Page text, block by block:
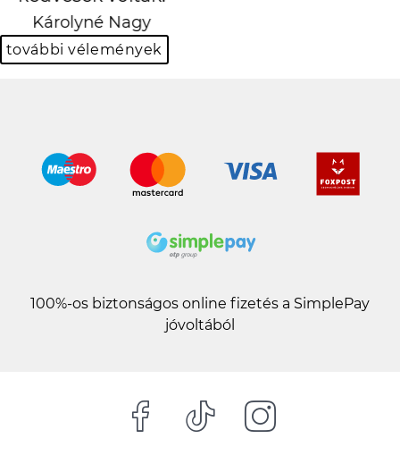
további vélemények